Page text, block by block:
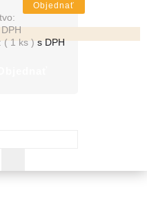
Objednať
( 1 ks)s DPH